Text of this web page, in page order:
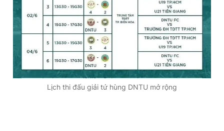
Lịch thi đấu giải tứ hùng DNTU mở rộng